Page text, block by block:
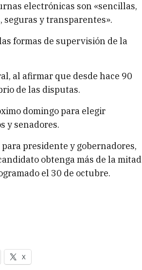
electrónicas son «sencillas,
seguras y transparentes».
formas de supervisión de la
al afirmar que desde hace 90
de las disputas.
domingo para elegir
y senadores.
presidente y gobernadores,
obtenga más de la mitad
el 30 de octubre.
X